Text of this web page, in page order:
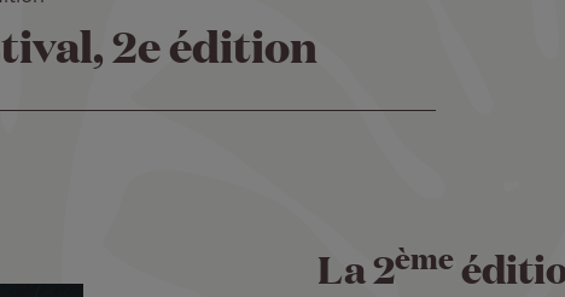
2e édition
La 2ème